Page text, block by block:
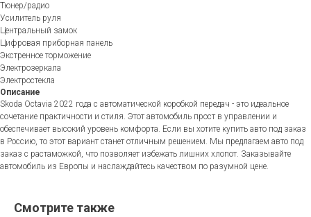
Тюнер/радио
Усилитель руля
Центральный замок
Цифровая приборная панель
Экстренное торможение
Электрозеркала
Электростекла
Описание
Skoda Octavia 2022 года с автоматической коробкой передач - это идеальное
сочетание практичности и стиля. Этот автомобиль прост в управлении и
обеспечивает высокий уровень комфорта. Если вы хотите купить авто под заказ
в Россию, то этот вариант станет отличным решением. Мы предлагаем авто под
заказ с растаможкой, что позволяет избежать лишних хлопот. Заказывайте
автомобиль из Европы и наслаждайтесь качеством по разумной цене.
Смотрите также